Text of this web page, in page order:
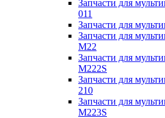
Запчасти для
011
Запчасти для
Запчасти для
M22
Запчасти для
M222S
Запчасти для
210
Запчасти для
M223S